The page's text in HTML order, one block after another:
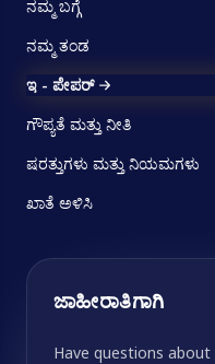
ನಮ್ಮ ಬಗ್ಗೆ
ನಮ್ಮ ತಂಡ
ಇ - ಪೇಪರ್
ಗೌಪ್ಯತೆ ಮತ್ತು ನೀತಿ
ಷರತ್ತುಗಳು ಮತ್ತು ನಿಯಮಗಳು
ಖಾತೆ ಅಳಿಸಿ
ಜಾಹೀರಾತಿಗಾಗಿ
Have questions